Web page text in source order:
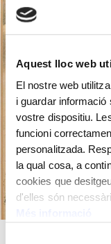
Aquest lloc web
El nostre web
i guardar
vostre dispositiu.
funcioni
personalitzada.
la qual cosa, a
cookies que
d'elles són